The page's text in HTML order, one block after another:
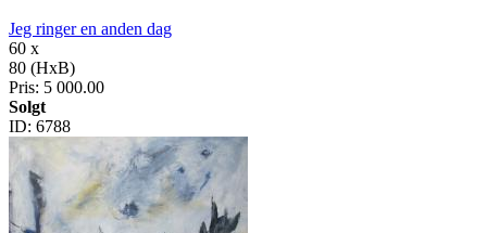
Jeg ringer en anden dag
60 x
80 (HxB)
Pris: 5 000.00
Solgt
ID: 6788